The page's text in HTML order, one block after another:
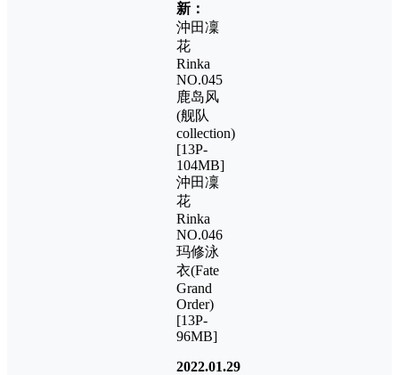
新：
沖田凜
花
Rinka
NO.045
鹿岛风
(舰队
collection)
[13P-
104MB]
沖田凜
花
Rinka
NO.046
玛修泳
衣(Fate
Grand
Order)
[13P-
96MB]
2022.01.29